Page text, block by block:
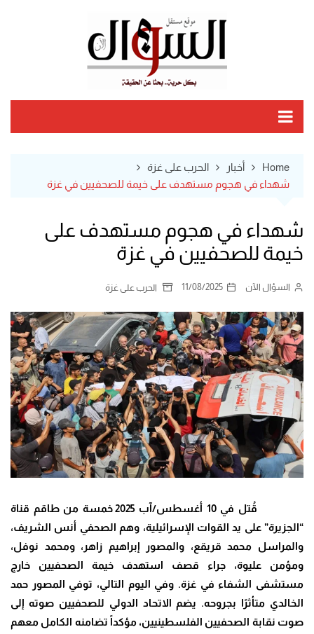
Home أخبار
الحرب على غزة
شهداء في هجوم مستهدف على خيمة للصحفيين في غزة
شهداء في هجوم مستهدف على
خيمة للصحفيين في غزة
السؤال الآن 11/08/2025 الحرب على غزة
قُتل في 10 أغسطس/آب 2025 خمسة من طاقم قناة
“الجزيرة” على يد القوات الإسرائيلية، وهم الصحفي أنس الشريف،
والمراسل محمد قريقع، والمصور إبراهيم زاهر، ومحمد نوفل،
ومؤمن عليوة، جراء قصف استهدف خيمة الصحفيين خارج
مستشفى الشفاء في غزة. وفي اليوم التالي، توفي المصور حمد
الخالدي متأثرًا بجروحه. يضم الاتحاد الدولي للصحفيين صوته إلى
صوت نقابة الصحفيين الفلسطينيين، مؤكداً تضامنه الكامل معهم